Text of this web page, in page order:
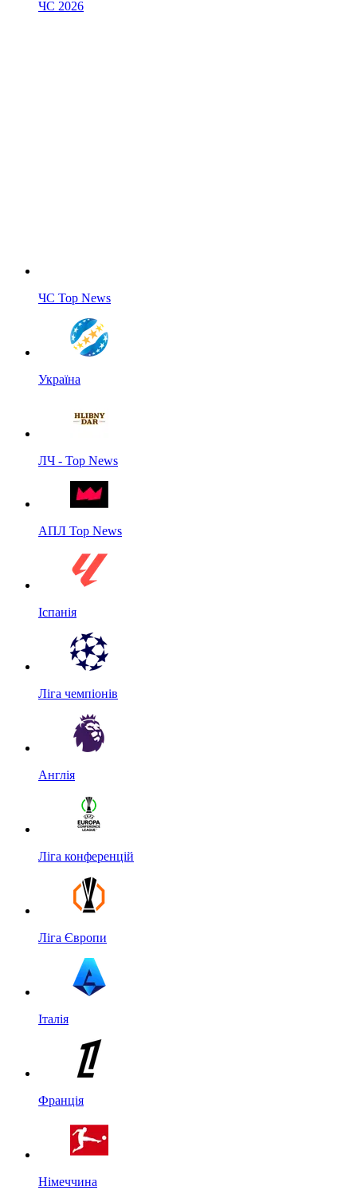
ЧС 2026
ЧС Top News
Україна
ЛЧ - Top News
АПЛ Top News
Іспанія
Ліга чемпіонів
Англія
Ліга конференцій
Ліга Європи
Італія
Франція
Німеччина